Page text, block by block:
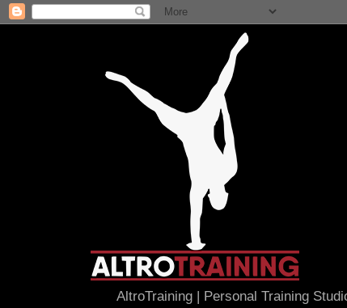
AltroTraining | Personal Training